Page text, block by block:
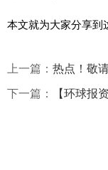
本文就为大家分享到
上一篇： 热点！敬请
下一篇： 【环球报